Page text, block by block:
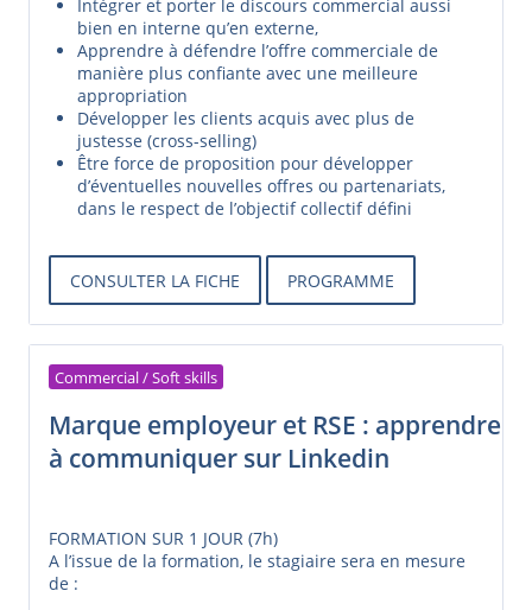
ntégrer et porter le discours commercial aussi
bien en interne qu’en externe,
Apprendre à défendre l’offre commerciale de
manière plus confiante avec une meilleure
appropriation
Développer les clients acquis avec plus de
justesse (cross-selling)
Être force de proposition pour développer
d’éventuelles nouvelles offres ou partenariats,
dans le respect de l’objectif collectif défini
CONSULTER LA FICHE PROGRAMME
Commercial / Soft skills
Marque employeur et RSE : apprendre
à communiquer sur Linkedin
FORMATION SUR 1 JOUR (7h)
A l’issue de la formation, le stagiaire sera en mesure
de :